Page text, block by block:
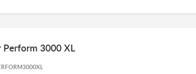
Perform 3000 XL